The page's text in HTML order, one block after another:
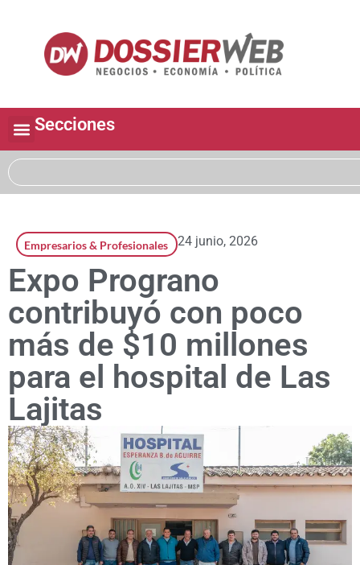
Secciones
Empresarios & Profesionales 24 junio, 2026
Expo Prograno
contribuyó con poco
más de $10 millones
para el hospital de Las
Lajitas